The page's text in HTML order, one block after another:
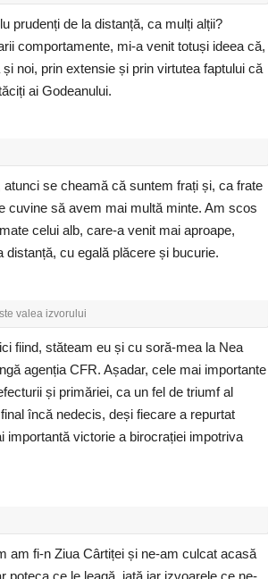
prudenți de la distanță, ca mulți alții?
comportamente, mi-a venit totuși ideea că,
noi, prin extensie și prin virtutea faptului că
ai Godeanului.
se cheamă că suntem frați și, ca frate
cuvine să avem mai multă minte. Am scos
celui alb, care-a venit mai aproape,
cu egală plăcere și bucurie.
valea izvorului
fiind, stăteam eu și cu soră-mea la Nea
agenția CFR. Așadar, cele mai importante
și primăriei, ca un fel de triumf al
încă nedecis, deși fiecare a repurtat
importantă victorie a birocrației impotriva
am fi-n Ziua Cârtiței și ne-am culcat acasă
poteca ce le leagă, iată iar izvoarele ce ne-